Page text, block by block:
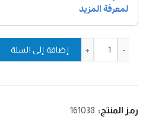
إضافة إلى السلة
رمز المنتج: 161038